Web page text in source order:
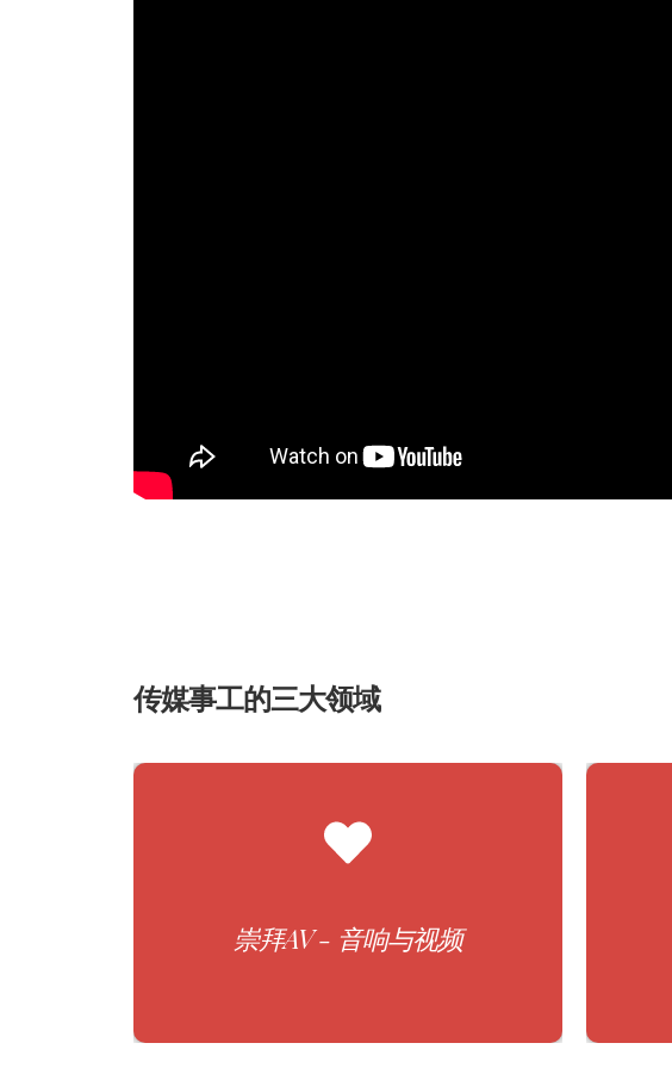
传媒事工的三大领域
崇拜AV - 音响与视频
崇拜、歌词投影
直播操作